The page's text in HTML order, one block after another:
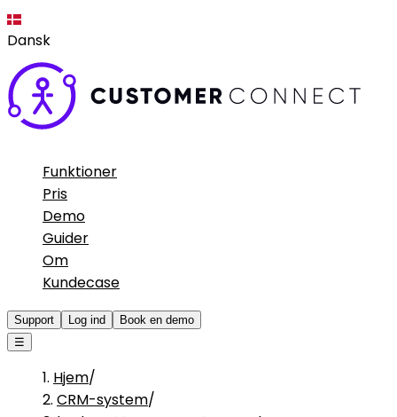
Dansk
Funktioner
Pris
Demo
Guider
Om
Kundecase
Support Log ind
Book en demo
☰
Hjem/
CRM-system/